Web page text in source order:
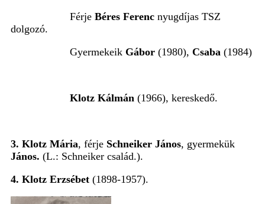
Férje Béres Ferenc nyugdíjas TSZ
dolgozó.
Gyermekeik Gábor (1980), Csaba (1984)
Klotz Kálmán (1966), kereskedő.
3. Klotz Mária, férje Schneiker János, gyermekük
János. (L.: Schneiker család.).
4. Klotz Erzsébet (1898-1957).